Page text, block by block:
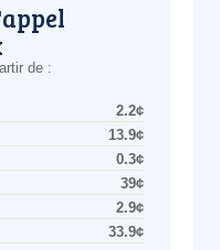
de :
2.2¢
13.9¢
0.3¢
39¢
2.9¢
33.9¢